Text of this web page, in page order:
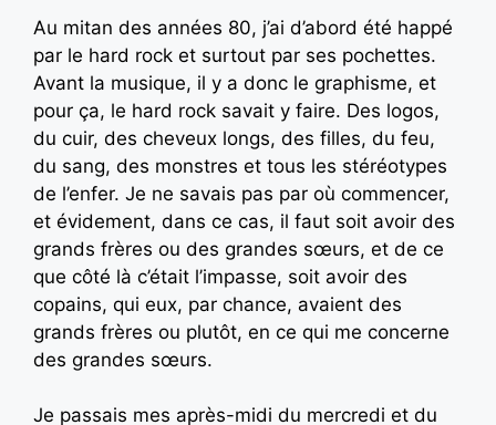
Au mitan des années 80, j’ai d’abord été happé
par le hard rock et surtout par ses pochettes.
Avant la musique, il y a donc le graphisme, et
pour ça, le hard rock savait y faire. Des logos,
du cuir, des cheveux longs, des filles, du feu,
du sang, des monstres et tous les stéréotypes
de l’enfer. Je ne savais pas par où commencer,
et évidement, dans ce cas, il faut soit avoir des
grands frères ou des grandes sœurs, et de ce
que côté là c’était l’impasse, soit avoir des
copains, qui eux, par chance, avaient des
grands frères ou plutôt, en ce qui me concerne
des grandes sœurs.
Je passais mes après-midi du mercredi et du